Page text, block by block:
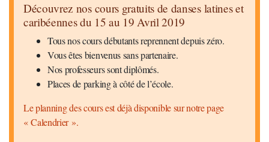
Découvrez nos cours gratuits de danses latines et
caribéennes du 15 au 19 Avril 2019
Tous nos cours débutants reprennent depuis zéro.
Vous êtes bienvenus sans partenaire.
Nos professeurs sont diplômés.
Places de parking à côté de l’école.
Le planning des cours est déjà disponible sur notre page
« Calendrier ».